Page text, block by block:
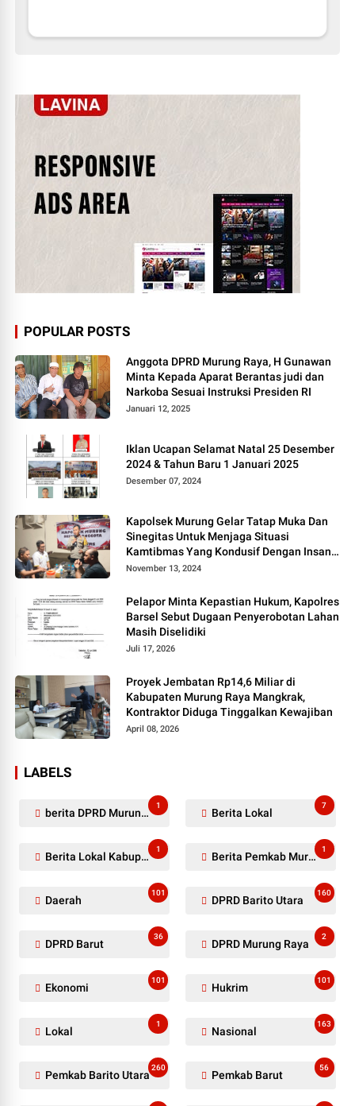
POPULAR POSTS
Anggota DPRD Murung Raya, H Gunawan
Minta Kepada Aparat Berantas judi dan
Narkoba Sesuai Instruksi Presiden RI
Januari 12, 2025
Iklan Ucapan Selamat Natal 25 Desember
2024 & Tahun Baru 1 Januari 2025
Desember 07, 2024
Kapolsek Murung Gelar Tatap Muka Dan
Sinegitas Untuk Menjaga Situasi
Kamtibmas Yang Kondusif Dengan Insan
Pers
November 13, 2024
Pelapor Minta Kepastian Hukum, Kapolres
Barsel Sebut Dugaan Penyerobotan Lahan
Masih Diselidiki
Juli 17, 2026
Proyek Jembatan Rp14,6 Miliar di
Kabupaten Murung Raya Mangkrak,
Kontraktor Diduga Tinggalkan Kewajiban
April 08, 2026
LABELS
berita DPRD Murung Raya
1
Berita Lokal
7
Berita Lokal Kabupaten Barito Utara
1
Berita Pemkab Murung Raya
1
Daerah
101
DPRD Barito Utara
160
DPRD Barut
36
DPRD Murung Raya
2
Ekonomi
101
Hukrim
101
Lokal
1
Nasional
163
Pemkab Barito Utara
260
Pemkab Barut
56